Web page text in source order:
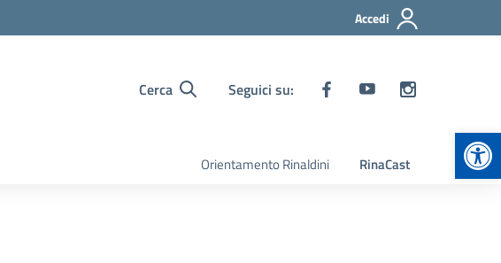
Accedi
Cerca Seguici su:
Orientamento Rinaldini RinaCast